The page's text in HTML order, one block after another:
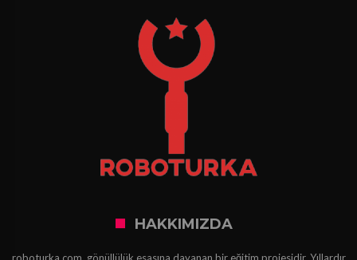
HAKKIMIZDA
roboturka.com, gönüllülük esasına dayanan bir eğitim projesidir. Yıllardır